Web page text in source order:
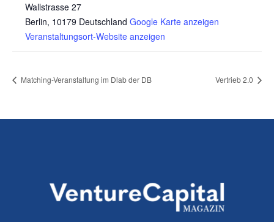
Wallstrasse 27
Berlin, 10179 Deutschland Google Karte anzeigen
Veranstaltungsort-Website anzeigen
Matching-Veranstaltung im Dlab der DB Vertrieb 2.0